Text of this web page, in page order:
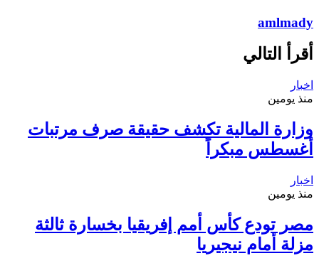
amlmady
أقرأ التالي
اخبار
منذ يومين
وزارة المالية تكشف حقيقة صرف مرتبات
أغسطس مبكراً
اخبار
منذ يومين
مصر تودع كأس أمم إفريقيا بخسارة ثالثة
مزلة أمام نيجيريا